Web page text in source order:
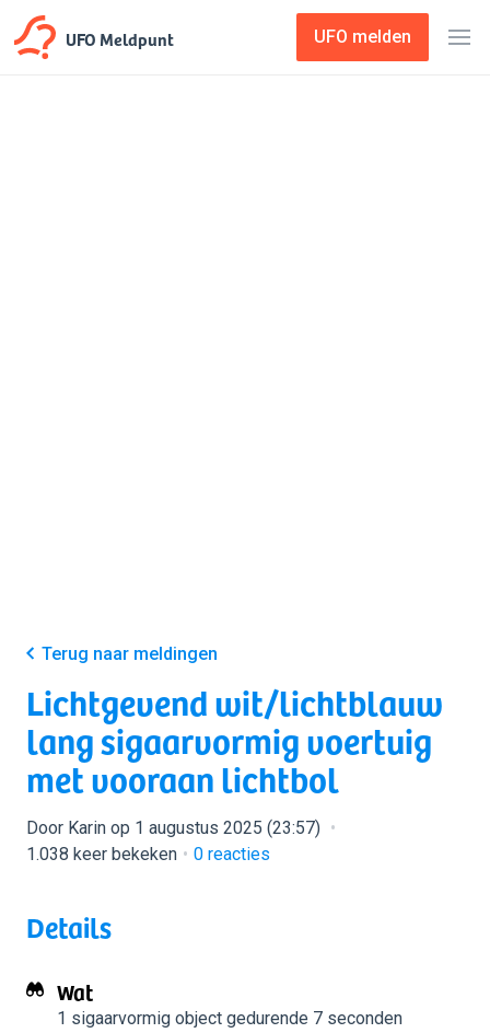
UFO Meldpunt UFO melden
Terug naar meldingen
Lichtgevend wit/lichtblauw
lang sigaarvormig voertuig
met vooraan lichtbol
Door Karin op 1 augustus 2025 (23:57)
1.038 keer bekeken
0 reacties
Details
Wat
1 sigaarvormig object gedurende 7 seconden